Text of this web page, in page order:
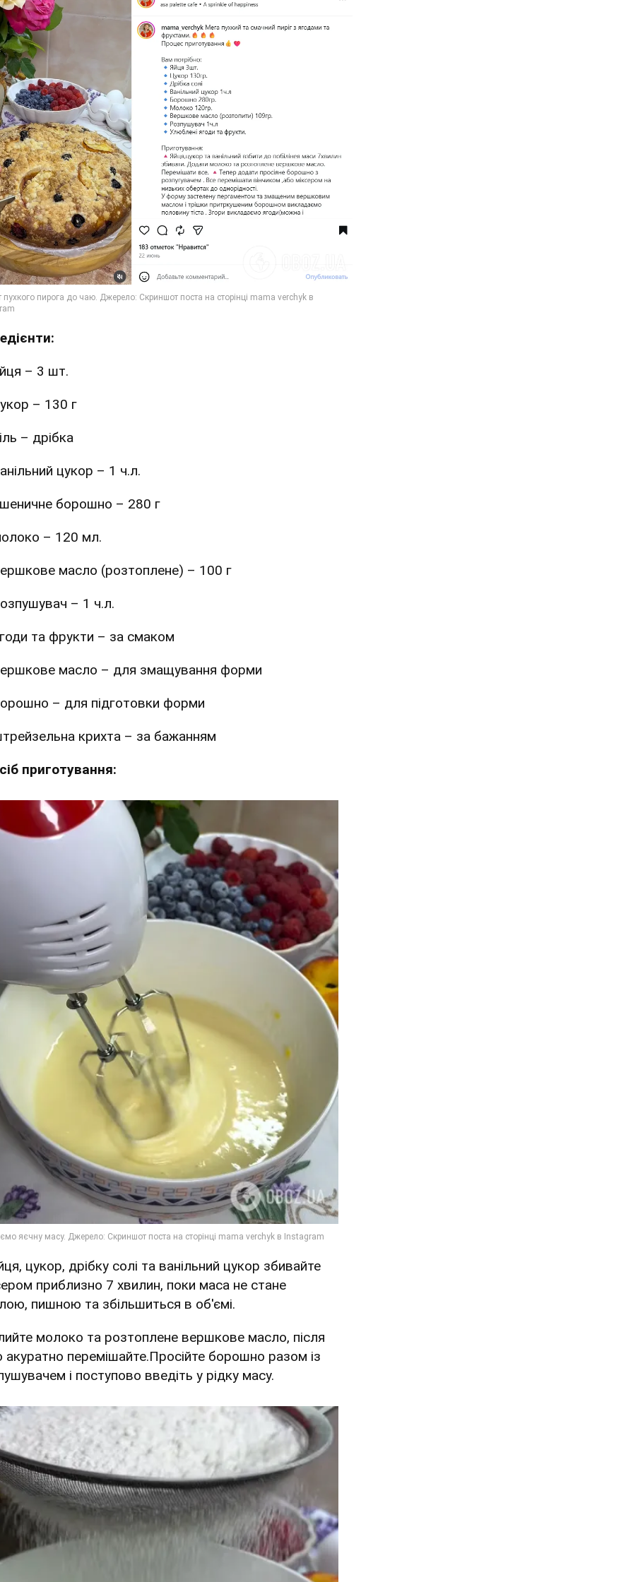
– 3 шт.
– 130 г
– дрібка
цукор – 1 ч.л.
борошно – 280 г
– 120 мл.
масло (розтоплене) – 100 г
– 1 ч.л.
та фрукти – за смаком
масло – для змащування форми
– для підготовки форми
крихта – за бажанням
приготування:
цукор, дрібку солі та ванільний цукор збивайте
приблизно 7 хвилин, поки маса не стане
пишною та збільшиться в об'ємі.
молоко та розтоплене вершкове масло, після
акуратно перемішайте.Просійте борошно разом із
і поступово введіть у рідку масу.